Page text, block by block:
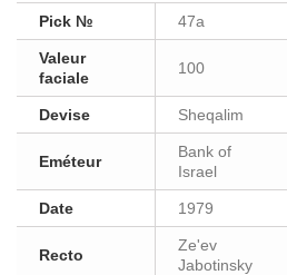
Pick № 47a
Valeur
faciale
100
Devise Sheqalim
Eméteur
Bank of
Israel
Date 1979
Recto
Ze'ev
Jabotinsky